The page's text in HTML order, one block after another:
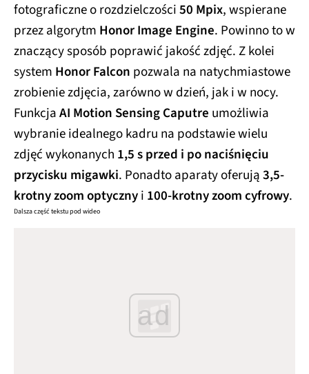
fotograficzne o rozdzielczości50 Mpix, wspierane
przez algorytm Honor Image Engine. Powinno to w
znaczący sposób poprawić jakość zdjęć. Z kolei
system Honor Falcon pozwala na natychmiastowe
zrobienie zdjęcia, zarówno w dzień, jak i w nocy.
FunkcjaAI Motion Sensing Caputre umożliwia
wybranie idealnego kadru na podstawie wielu
zdjęć wykonanych 1,5 s przed i po naciśnięciu
przycisku migawki. Ponadto aparaty oferują3,5-
krotny zoom optycznyi 100-krotny zoom cyfrowy.
Dalsza część tekstu pod wideo
ad